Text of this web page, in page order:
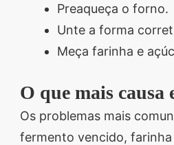
Preaqueça o forno.
Unte a forma
Meça farinha e
O que mais causa
Os problemas mais
fermento vencido,